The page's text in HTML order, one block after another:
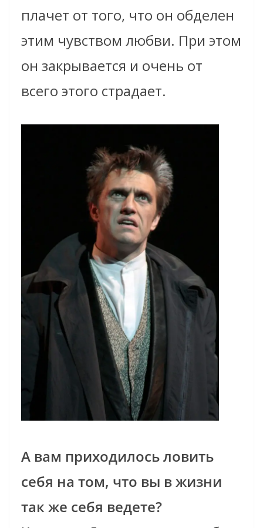
плачет от того, что он обделен
этим чувством любви. При этом
он закрывается и очень от
всего этого страдает.
А вам приходилось ловить
себя на том, что вы в жизни
так же себя ведете?